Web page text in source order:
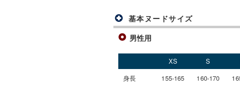
基本ヌードサイズ
男性用
XS S
身長
155-165 160-170